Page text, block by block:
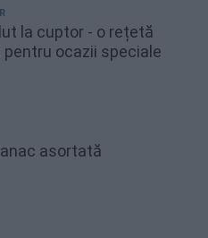
la cuptor - o rețetă
pentru ocazii speciale
asortată